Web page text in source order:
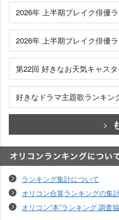
2026年 上半期ブレイク俳優
2026年 上半期ブレイク俳優
第22回 好きなお天気キャス
好きなドラマ主題歌ランキン
ランキング集計について
オリコン合算ランキングの集
オリコン“本”ランキング 調査